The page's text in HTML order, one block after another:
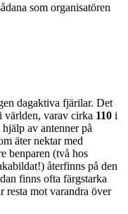
som organisatören
dagaktiva fjärilar. Det
världen, varav cirka 110 i
av antenner på
äter nektar med
benparen (två hos
återfinns på den
finns ofta färgstarka
resta mot varandra över